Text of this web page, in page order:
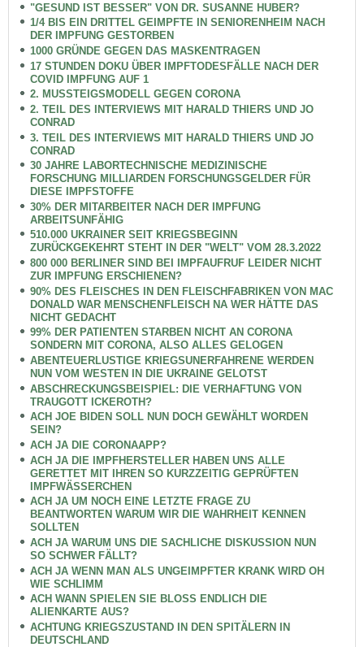
"GESUND IST BESSER" VON DR. SUSANNE HUBER?
1/4 BIS EIN DRITTEL GEIMPFTE IN SENIORENHEIM NACH
DER IMPFUNG GESTORBEN
1000 GRÜNDE GEGEN DAS MASKENTRAGEN
17 STUNDEN DOKU ÜBER IMPFTODESFÄLLE NACH DER
COVID IMPFUNG AUF 1
2. MUSSTEIGSMODELL GEGEN CORONA
2. TEIL DES INTERVIEWS MIT HARALD THIERS UND JO
CONRAD
3. TEIL DES INTERVIEWS MIT HARALD THIERS UND JO
CONRAD
30 JAHRE LABORTECHNISCHE MEDIZINISCHE
FORSCHUNG MILLIARDEN FORSCHUNGSGELDER FÜR
DIESE IMPFSTOFFE
30% DER MITARBEITER NACH DER IMPFUNG
ARBEITSUNFÄHIG
510.000 UKRAINER SEIT KRIEGSBEGINN
ZURÜCKGEKEHRT STEHT IN DER "WELT" VOM 28.3.2022
800 000 BERLINER SIND BEI IMPFAUFRUF LEIDER NICHT
ZUR IMPFUNG ERSCHIENEN?
90% DES FLEISCHES IN DEN FLEISCHFABRIKEN VON MAC
DONALD WAR MENSCHENFLEISCH NA WER HÄTTE DAS
NICHT GEDACHT
99% DER PATIENTEN STARBEN NICHT AN CORONA
SONDERN MIT CORONA, ALSO ALLES GELOGEN
ABENTEUERLUSTIGE KRIEGSUNERFAHRENE WERDEN
NUN VOM WESTEN IN DIE UKRAINE GELOTST
ABSCHRECKUNGSBEISPIEL: DIE VERHAFTUNG VON
TRAUGOTT ICKEROTH?
ACH JOE BIDEN SOLL NUN DOCH GEWÄHLT WORDEN
SEIN?
ACH JA DIE CORONAAPP?
ACH JA DIE IMPFHERSTELLER HABEN UNS ALLE
GERETTET MIT IHREN SO KURZZEITIG GEPRÜFTEN
IMPFWÄSSERCHEN
ACH JA UM NOCH EINE LETZTE FRAGE ZU
BEANTWORTEN WARUM WIR DIE WAHRHEIT KENNEN
SOLLTEN
ACH JA WARUM UNS DIE SACHLICHE DISKUSSION NUN
SO SCHWER FÄLLT?
ACH JA WENN MAN ALS UNGEIMPFTER KRANK WIRD OH
WIE SCHLIMM
ACH WANN SPIELEN SIE BLOSS ENDLICH DIE
ALIENKARTE AUS?
ACHTUNG KRIEGSZUSTAND IN DEN SPITÄLERN IN
DEUTSCHLAND